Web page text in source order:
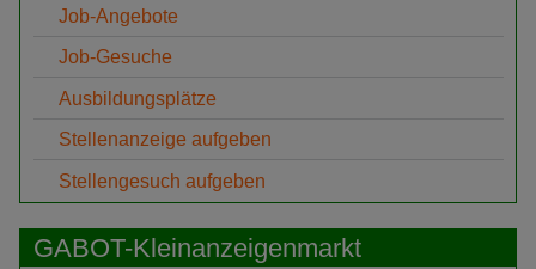
Job-Angebote
Job-Gesuche
Ausbildungsplätze
Stellenanzeige aufgeben
Stellengesuch aufgeben
GABOT-Kleinanzeigenmarkt